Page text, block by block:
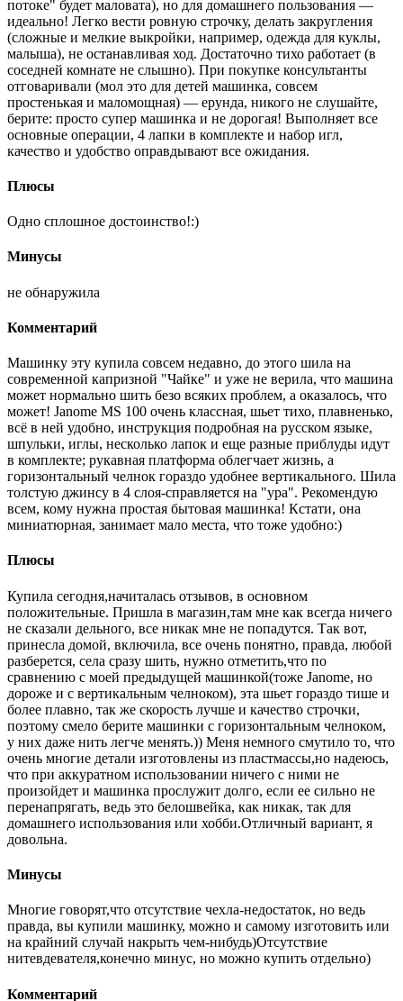
потоке" будет маловата), но для домашнего пользования —
идеально! Легко вести ровную строчку, делать закругления
(сложные и мелкие выкройки, например, одежда для куклы,
малыша), не останавливая ход. Достаточно тихо работает (в
соседней комнате не слышно). При покупке консультанты
отговаривали (мол это для детей машинка, совсем
простенькая и маломощная) — ерунда, никого не слушайте,
берите: просто супер машинка и не дорогая! Выполняет все
основные операции, 4 лапки в комплекте и набор игл,
качество и удобство оправдывают все ожидания.
Плюсы
Одно сплошное достоинство!:)
Минусы
не обнаружила
Комментарий
Машинку эту купила совсем недавно, до этого шила на
современной капризной "Чайке" и уже не верила, что машина
может нормально шить безо всяких проблем, а оказалось, что
может! Janome MS 100 очень классная, шьет тихо, плавненько,
всё в ней удобно, инструкция подробная на русском языке,
шпульки, иглы, несколько лапок и еще разные приблуды идут
в комплекте; рукавная платформа облегчает жизнь, а
горизонтальный челнок гораздо удобнее вертикального. Шила
толстую джинсу в 4 слоя-справляется на "ура". Рекомендую
всем, кому нужна простая бытовая машинка! Кстати, она
миниатюрная, занимает мало места, что тоже удобно:)
Плюсы
Купила сегодня,начиталась отзывов, в основном
положительные. Пришла в магазин,там мне как всегда ничего
не сказали дельного, все никак мне не попадутся. Так вот,
принесла домой, включила, все очень понятно, правда, любой
разберется, села сразу шить, нужно отметить,что по
сравнению с моей предыдущей машинкой(тоже Janome, но
дороже и с вертикальным челноком), эта шьет гораздо тише и
более плавно, так же скорость лучше и качество строчки,
поэтому смело берите машинки с горизонтальным челноком,
у них даже нить легче менять.)) Меня немного смутило то, что
очень многие детали изготовлены из пластмассы,но надеюсь,
что при аккуратном использовании ничего с ними не
произойдет и машинка прослужит долго, если ее сильно не
перенапрягать, ведь это белошвейка, как никак, так для
домашнего использования или хобби.Отличный вариант, я
довольна.
Минусы
Многие говорят,что отсутствие чехла-недостаток, но ведь
правда, вы купили машинку, можно и самому изготовить или
на крайний случай накрыть чем-нибудь)Отсутствие
нитевдевателя,конечно минус, но можно купить отдельно)
Комментарий